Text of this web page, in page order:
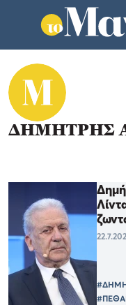
ΔΗΜΗΤΡΗΣ